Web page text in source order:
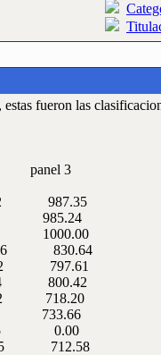
fueron las
3
987.35
985.24
1000.00
830.64
797.61
800.42
718.20
733.66
0.00
712.58